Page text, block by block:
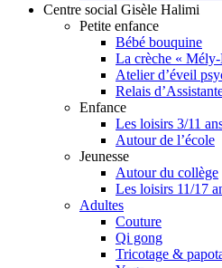
Centre social Gisèle Halimi
Petite enfance
Bébé bouquine
La crèche «
Atelier d’éveil
Relais
Enfance
Les loisirs 3/11
Autour de l’école
Jeunesse
Autour du collège
Les loisirs 11/17
Adultes
Couture
Qi gong
Tricotage &